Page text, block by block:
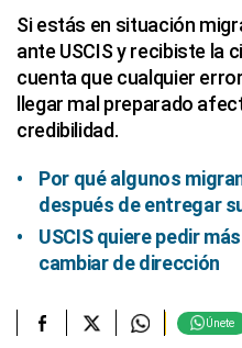
Si estás en situación
ante USCIS y recibiste la
cuenta que cualquier
llegar mal preparado
credibilidad.
Por qué algunos
después de entregar
USCIS quiere pedir
cambiar de dirección
Únete